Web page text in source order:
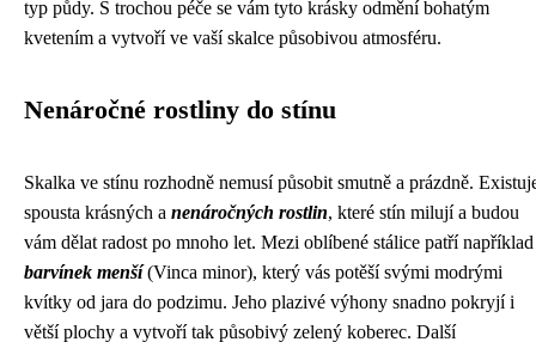
typ půdy. S trochou péče se vám tyto krásky odmění bohatým
kvetením a vytvoří ve vaší skalce působivou atmosféru.
Nenáročné rostliny do stínu
Skalka ve stínu rozhodně nemusí působit smutně a prázdně.
spousta krásných a nenáročných rostlin, které stín milují a budou
vám dělat radost po mnoho let. Mezi oblíbené stálice patří například
barvínek menší(Vinca minor), který vás potěší svými modrými
kvítky od jara do podzimu. Jeho plazivé výhony snadno pokryjí i
větší plochy a vytvoří tak působivý zelený koberec. Další